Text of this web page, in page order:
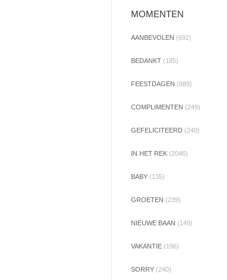
MOMENTEN
AANBEVOLEN (692)
BEDANKT (185)
FEESTDAGEN (889)
COMPLIMENTEN (249)
GEFELICITEERD (240)
IN HET REK (2046)
BABY (135)
GROETEN (239)
NIEUWE BAAN (149)
VAKANTIE (196)
SORRY (240)